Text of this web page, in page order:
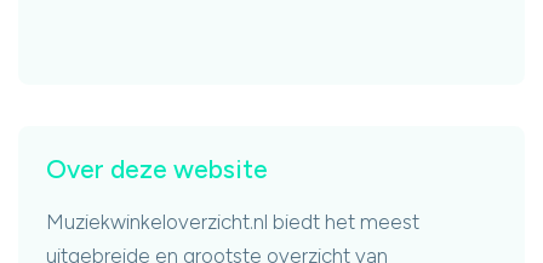
Over deze website
Muziekwinkeloverzicht.nl biedt het meest
uitgebreide en grootste overzicht van